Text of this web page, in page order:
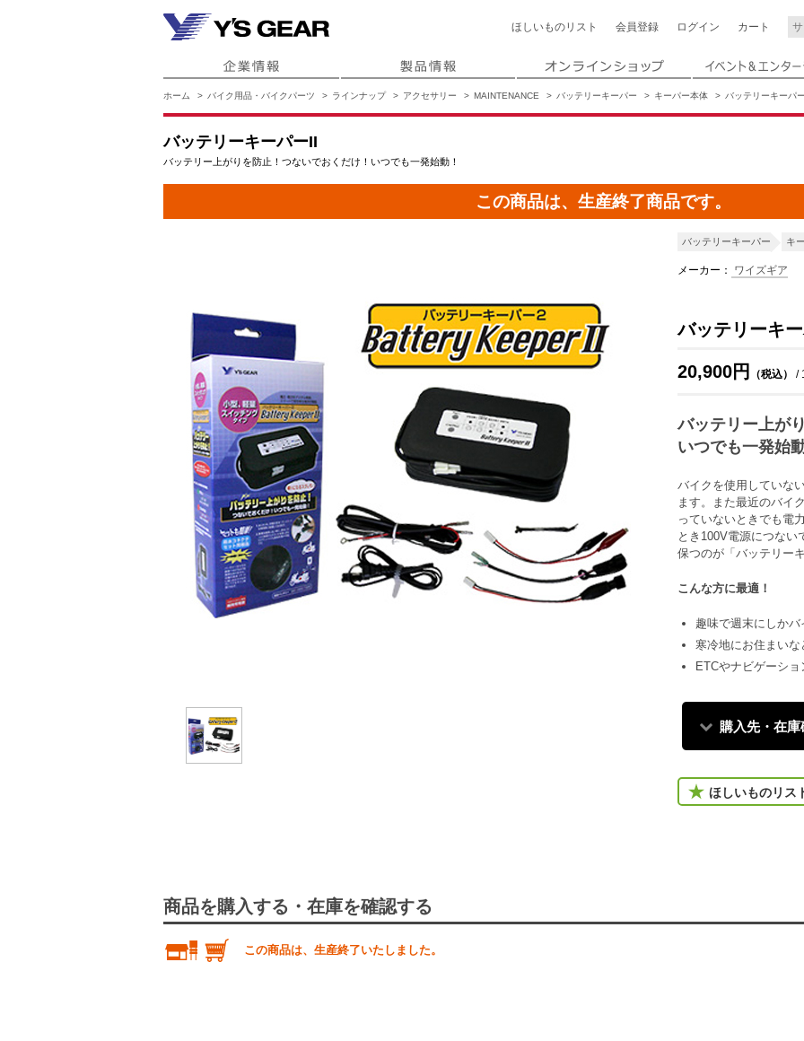
ほしいもの リスト 会員登録 ログイン カート
ホーム バイク用品・バイクパーツ ラインナップ アクセサリー MAINTENANCE バッテリーキーパー キーパー本体 バッテリーキーパ
バッテリーキーパーII
バッテリー上がりを防止！つないでおくだけ！いつでも一発始動！
この商品は、生産終了商品です。
バッテリーキーパー キ
メーカー： ワイズギア
バッテリーキ
20,900円 （税込） /
バッテリー上が
いつでも一発始
バイクを使用していな
ます。また最近のバイ
っていないときでも電
とき100V電源につない
保つのが「バッテリー
こんな方に最適！
趣味で週末にしか
寒冷地にお住まい
ETCやナビゲーシ
購入先・在庫
ほしいものリス
商品を購入する・在庫を確認する
この商品は、生産終了いたしました。